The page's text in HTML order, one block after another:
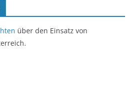
über den Einsatz von